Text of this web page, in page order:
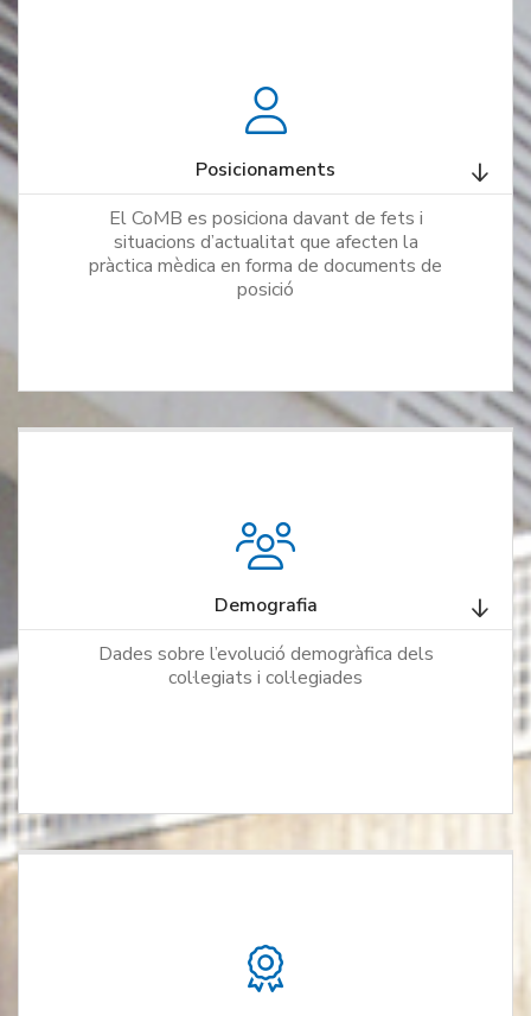
Posicionaments
El CoMB es posiciona davant de fets i
situacions d’actualitat que afecten la
pràctica mèdica en forma de documents de
posició
Demografia
Dades sobre l’evolució demogràfica dels
col·legiats i col·legiades